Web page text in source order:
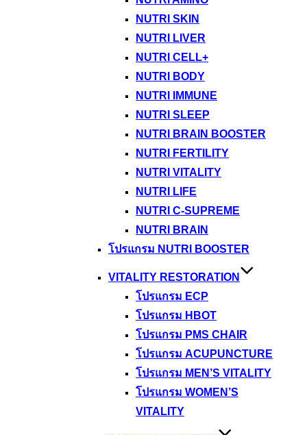
NUTRI SKIN
NUTRI LIVER
NUTRI CELL+
NUTRI BODY
NUTRI IMMUNE
NUTRI SLEEP
NUTRI BRAIN BOOSTER
NUTRI FERTILITY
NUTRI VITALITY
NUTRI LIFE
NUTRI C-SUPREME
NUTRI BRAIN
โปรแกรม NUTRI BOOSTER
VITALITY RESTORATION
โปรแกรม ECP
โปรแกรม HBOT
โปรแกรม PMS CHAIR
โปรแกรม ACUPUNCTURE
โปรแกรม MEN’S VITALITY
โปรแกรม WOMEN’S
VITALITY